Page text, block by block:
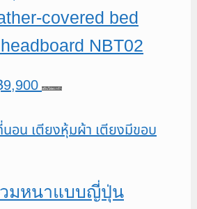
covered bed
NBT02
9,900Current
is:
หยิบใส่ตะกร้า
วมหนาแบบญี่ปุ่น